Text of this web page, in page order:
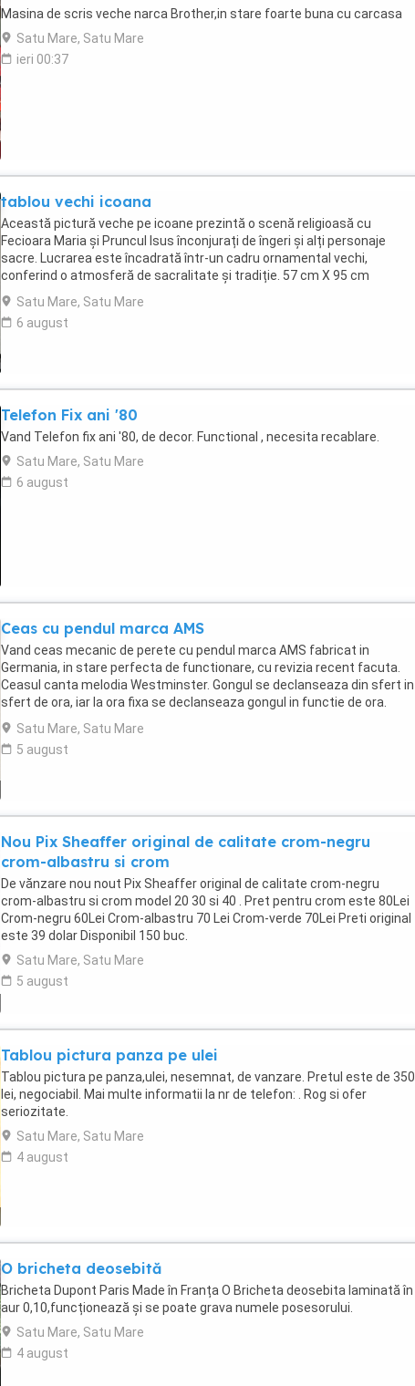
Masina de scris veche narca Brother,in stare foarte buna cu carcasa
Satu Mare, Satu Mare
ieri 00:37
tablou vechi icoana
Această pictură veche pe icoane prezintă o scenă religioasă cu
Fecioara Maria și Pruncul Isus înconjurați de îngeri și alți personaje
sacre. Lucrarea este încadrată într-un cadru ornamental vechi,
conferind o atmosferă de sacralitate și tradiție. 57 cm X 95 cm
predare personala Ardud
Satu Mare, Satu Mare
6 august
Telefon Fix ani '80
Vand Telefon fix ani '80, de decor. Functional , necesita recablare.
Satu Mare, Satu Mare
6 august
Ceas cu pendul marca AMS
Vand ceas mecanic de perete cu pendul marca AMS fabricat in
Germania, in stare perfecta de functionare, cu revizia recent facuta.
Ceasul canta melodia Westminster. Gongul se declanseaza din sfert in
sfert de ora, iar la ora fixa se declanseaza gongul in functie de ora.
Peste noapte gongul poate fi oprit ...
Satu Mare, Satu Mare
5 august
Nou Pix Sheaffer original de calitate crom-negru
crom-albastru si crom
De vănzare nou nout Pix Sheaffer original de calitate crom-negru
crom-albastru si crom model 20 30 si 40 . Pret pentru crom este 80Lei
Crom-negru 60Lei Crom-albastru 70 Lei Crom-verde 70Lei Preti original
este 39 dolar Disponibil 150 buc.
Satu Mare, Satu Mare
5 august
Tablou pictura panza pe ulei
Tablou pictura pe panza,ulei, nesemnat, de vanzare. Pretul este de 350
lei, negociabil. Mai multe informatii la nr de telefon: . Rog si ofer
seriozitate.
Satu Mare, Satu Mare
4 august
O bricheta deosebită
Bricheta Dupont Paris Made în Franța O Bricheta deosebita laminată în
aur 0,10,funcționează și se poate grava numele posesorului.
Satu Mare, Satu Mare
4 august